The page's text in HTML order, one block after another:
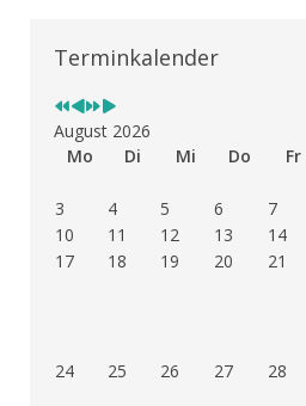
Terminkalender
August 2026
Mo
Di Mi Do Fr
3
4 5 6 7
10
11 12 13 14
17
18 19 20 21
24 25 26 27 28